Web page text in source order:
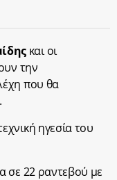
και οι
την
που θα
ηγεσία του
σε 22 ραντεβού με